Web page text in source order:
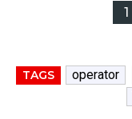
1
TAGS operator